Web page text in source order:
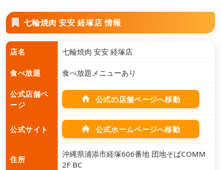
七輪焼肉 安安 経塚店 情報
店名 七輪焼肉 安安 経塚店
食べ放題 食べ放題メニューあり
公式店舗ペ
ージ
home 公式の店舗ページへ移動
公式サイト home 公式ホームページへ移動
住所
沖縄県浦添市経塚606番地 団地そばCOMM
2F BC